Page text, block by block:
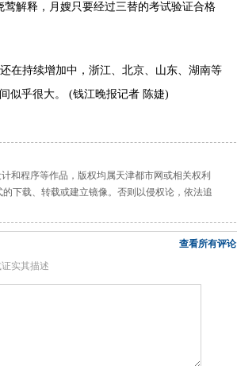
解释，月嫂只要经过三替的考试验证合格
在持续增加中，浙江、北京、山东、湖南等
似乎很大。 (钱江晚报记者 陈婕)
和程序等作品，版权均属天津都市网或相关权利
下载、转载或建立镜像。否则以侵权论，依法追
查看所有评论
实其描述